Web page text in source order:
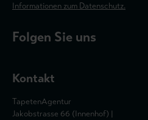
Informationen zum Datenschutz.
Folgen Sie uns
Kontakt
TapetenAgentur
Jakobstrasse 66 (Innenhof) |